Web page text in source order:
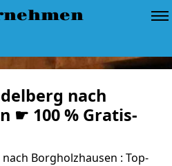
nach
☛ 100 % Gratis-
Borgholzhausen : Top-